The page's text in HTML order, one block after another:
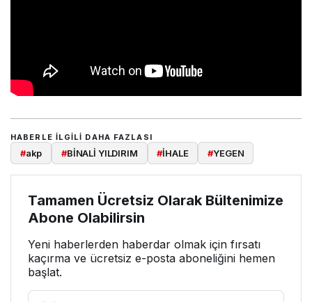
HABERLE ILGILI DAHA FAZLASI
#akp #BİNALİ YILDIRIM #İHALE #YEGEN
Tamamen Ücretsiz Olarak Bültenimize
Abone Olabilirsin
Yeni haberlerden haberdar olmak için fırsatı
kaçırma ve ücretsiz e-posta aboneliğini hemen
başlat.